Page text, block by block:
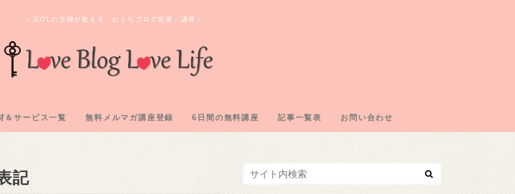
～元OLの主婦が教える「おうちブログ起業」講座～
＆サービス一覧 無料メルマガ講座登録 6日間の無料講座 記事一覧表 お問い合わせ
記